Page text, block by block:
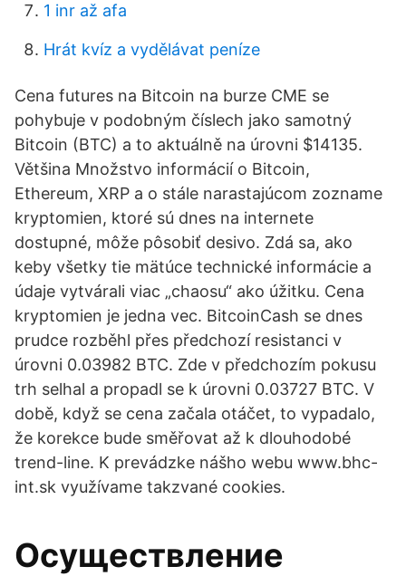
1 inr až afa
Hrát kvíz a vydělávat peníze
Cena futures na Bitcoin na burze CME se
pohybuje v podobným číslech jako samotný
Bitcoin (BTC) a to aktuálně na úrovni $14135.
Většina Množstvo informácií o Bitcoin,
Ethereum, XRP a o stále narastajúcom zozname
kryptomien, ktoré sú dnes na internete
dostupné, môže pôsobiť desivo. Zdá sa, ako
keby všetky tie mätúce technické informácie a
údaje vytvárali viac „chaosu“ ako úžitku. Cena
kryptomien je jedna vec. BitcoinCash se dnes
prudce rozběhl přes předchozí resistanci v
úrovni 0.03982 BTC. Zde v předchozím pokusu
trh selhal a propadl se k úrovni 0.03727 BTC. V
době, když se cena začala otáčet, to vypadalo,
že korekce bude směřovat až k dlouhodobé
trend-line. K prevádzke nášho webu www.bhc-
int.sk využívame takzvané cookies.
Осуществление